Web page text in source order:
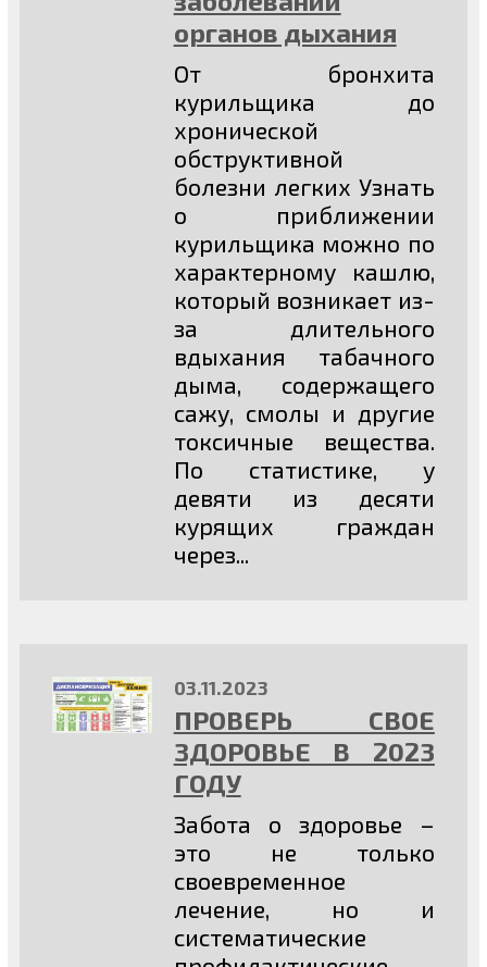
органов дыхания
От бронхита
курильщика до
хронической
обструктивной
болезни легких Узнать
о приближении
курильщика можно по
характерному кашлю,
который возникает из-
за длительного
вдыхания табачного
дыма, содержащего
сажу, смолы и другие
токсичные вещества.
По статистике, у
девяти из десяти
курящих граждан
через...
03.11.2023
ПРОВЕРЬ СВОЕ
ЗДОРОВЬЕ В 2023
ГОДУ
Забота о здоровье –
это не только
своевременное
лечение, но и
систематические